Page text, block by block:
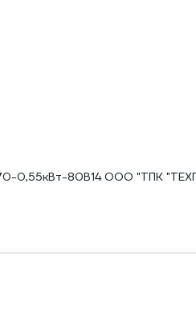
0,55кВт-80B14 ООО "ТПК